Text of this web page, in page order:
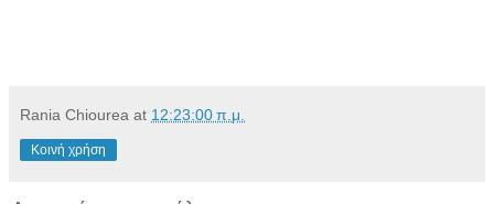
Rania Chiourea at 12:23:00 π.μ.
Κοινή χρήση